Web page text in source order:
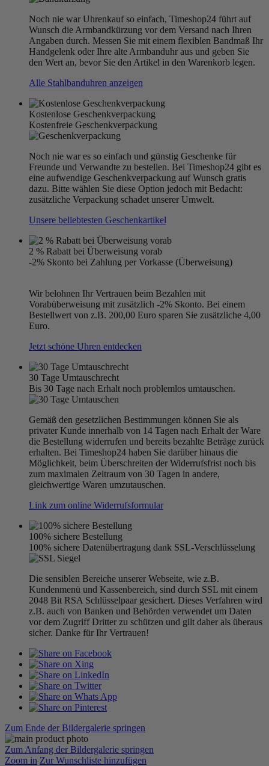
Noch nie war Uhrenkauf so einfach, Timeshop24 führt auf
Wunsch die Armbandkürzung vor dem Versand nach Ihren
Angaben durch. Messen Sie mit einem flexiblen Bandmaß Ihr
Handgelenk oder Ihre alte Armbanduhr aus und geben Sie
den Wert an, bevor Sie den Artikel in den Warenkorb legen.
Alle Stahlbanduhren anzeigen
Kostenlose Geschenkverpackung
Kostenfreie Geschenkverpackung
Noch nie war es so einfach und günstig Geschenke für
Freunde und Verwandte zu bestellen. Bei Timeshop24 gibt es
eine aufwendige Geschenkverpackung auf Wunsch gratis
dazu. Bitte wählen Sie diese Option jedoch mit Bedacht:
zusätzliche Verpackung schadet unserer Umwelt.
Unsere beliebtesten Geschenkartikel
2 % Rabatt bei Überweisung vorab
-2% Skonto bei Zahlung per Vorkasse (Überweisung)
Wir belohnen Ihr Vertrauen beim Bezahlen mit
Vorabüberweisung mit zusätzlich -2% Skonto. Bei einem
Bestellwert von z.B. 200,00 Euro sparen Sie zusätzliche 4,00
Euro.
Jetzt schöne Uhren entdecken
30 Tage Umtauschrecht
Bis 30 Tage nach Erhalt noch problemlos umtauschen.
Gemäß den gesetzlichen Bestimmungen können Sie als
privater Kunde innerhalb von 14 Tagen nach Erhalt der Ware
die Bestellung widerrufen und bereits bezahlte Beträge zurück
erhalten. Bei Timeshop24 haben Sie darüber hinaus die
Möglichkeit, beim Überschreiten der Widerrufsfrist noch bis
zum maximalen Zeitraum von 30 Tagen in andere,
gleichwertige Waren umzutauschen.
Link zum online Widerrufsformular
100% sichere Bestellung
100% sichere Datenübertragung dank SSL-Verschlüsselung
Die sensiblen Bereiche unserer Webseite, wie z.B.
Kundenmenü und Kassenbereich, sind durch SSL mit einem
2048 Bit RSA Schlüsselpaar gesichert. Dieses Verfahren wird
z.B. auch von Banken und Behörden verwendet um Daten
vor dem Zugriff Dritter zu schützen und gilt daher als überaus
sicher. Danke für Ihr Vertrauen!
Zum Ende der Bildergalerie springen
Zum Anfang der Bildergalerie springen
Zoom in Zur Wunschliste hinzufügen